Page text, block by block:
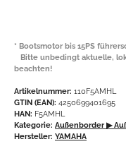
* Bootsmotor bis 15PS
Bitte unbedingt aktuelle,
beachten!
Artikelnummer: 110F5AMHL
GTIN (EAN): 4250699401695
HAN: F5AMHL
Kategorie: Außenborder▶
Hersteller: YAMAHA